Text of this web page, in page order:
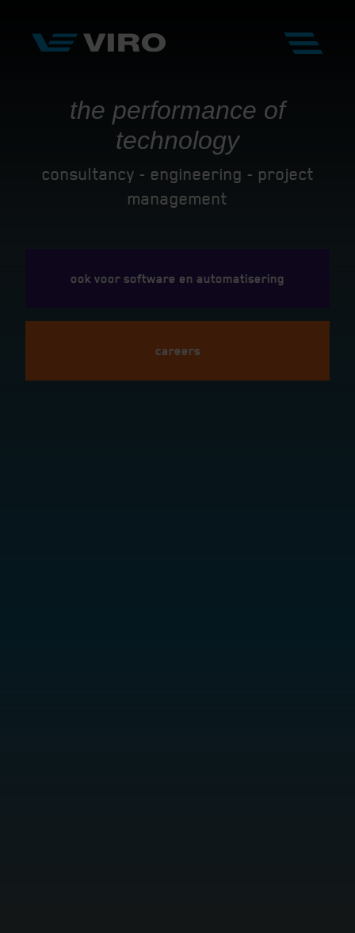
the performance of
technology
consultancy - engineering - project
management
ook voor software en automatisering
careers